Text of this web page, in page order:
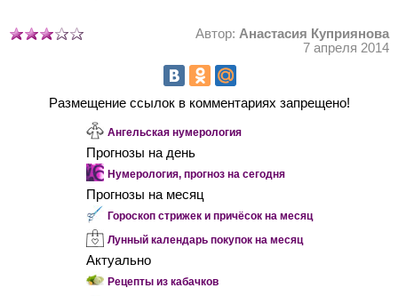
Автор: Анастасия Куприянова
7 апреля 2014
Размещение ссылок в комментариях запрещено!
Ангельская нумерология
Прогнозы на день
Нумерология, прогноз на сегодня
Прогнозы на месяц
Гороскоп стрижек и причёсок на месяц
Лунный календарь покупок на месяц
Актуально
Рецепты из кабачков